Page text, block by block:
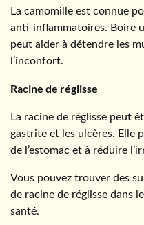
La camomille est connue
anti-inflammatoires. Boire
peut aider à détendre les
l’inconfort.
Racine de réglisse
La racine de réglisse peut
gastrite et les ulcères. Elle
de l’estomac et à réduire
Vous pouvez trouver des
de racine de réglisse dans
santé.